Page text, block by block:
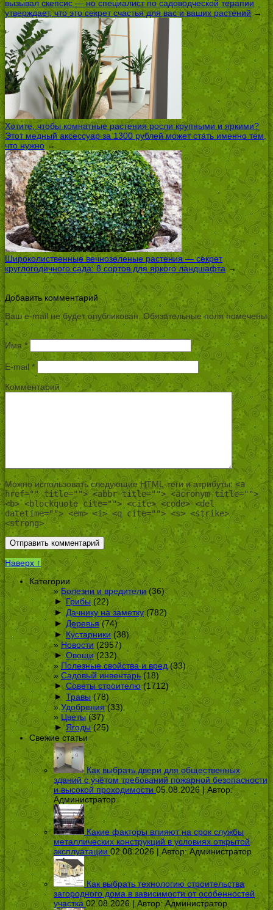
вызывал скепсис — но специалист по садоводческой терапии
утверждает, что это секрет счастья для вас и ваших растений→
Хотите, чтобы комнатные растения росли крупными и яркими?
Этот медный аксессуар за 1300 рублей может стать именно тем,
что нужно →
Широколиственные вечнозеленые растения — секрет
круглогодичного сада: 8 сортов для яркого ландшафта →
Добавить комментарий
Ваш e-mail не будет опубликован. Обязательные поля помечены
*
Имя *
E-mail *
Комментарий
Можно использовать следующиеHTML -теги и атрибуты:<a
href="" title=""> <abbr title=""> <acronym title="">
<b> <blockquote cite=""> <cite> <code> <del
datetime=""> <em> <i> <q cite=""> <s> <strike>
<strong>
Наверх ↑
Категории
Болезни и вредители(36)
► Грибы(22)
► Дачнику на заметку(782)
► Деревья(74)
► Кустарники(38)
Новости (2957)
► Овощи(232)
Полезные свойства и вред(33)
Садовый инвентарь(18)
► Советы строителю(1712)
► Травы(78)
Удобрения(33)
Цветы(37)
► Ягоды(25)
Свежие статьи
Как выбрать двери для общественных
зданий с учётом требований пожарной безопасности
и высокой проходимости 05.08.2026 | Автор:
Администратор
Какие факторы влияют на срок службы
металлических конструкций в условиях открытой
эксплуатации 02.08.2026 | Автор:Администратор
Как выбрать технологию строительства
загородного дома в зависимости от особенностей
участка 02.08.2026 | Автор:Администратор